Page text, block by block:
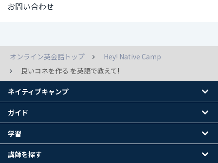
お問い合わせ
オンライン英会話トップ
Hey! Native Camp
良いコネを作る を英語で教えて!
ネイティブキャンプ
ガイド
学習
講師を探す